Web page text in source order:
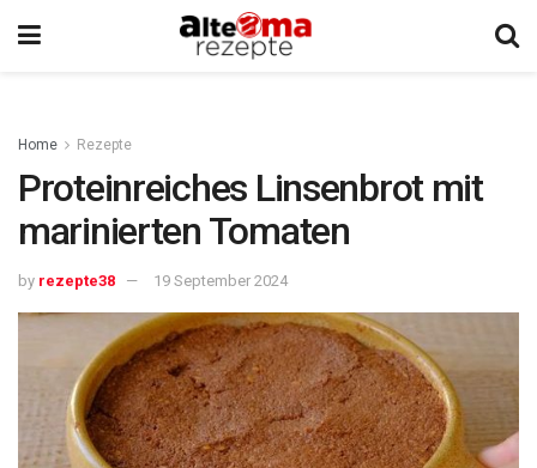
Home Rezepte
Proteinreiches Linsenbrot mit
marinierten Tomaten
by rezepte38 19 September 2024